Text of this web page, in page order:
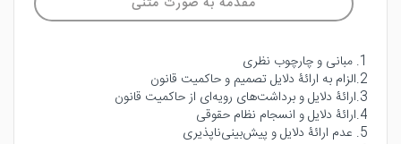
1. مبانی و چارچوب نظری
2.الزام به ارائۀ دلایل تصمیم و حاکمیت قانون
3.ارائۀ دلایل و برداشت‌های رویه‌ای از حاکمیت قانون
4.ارائۀ دلایل و انسجام نظام حقوقی
5. عدم ارائۀ دلایل و پیش‌بینی‌ناپذیری